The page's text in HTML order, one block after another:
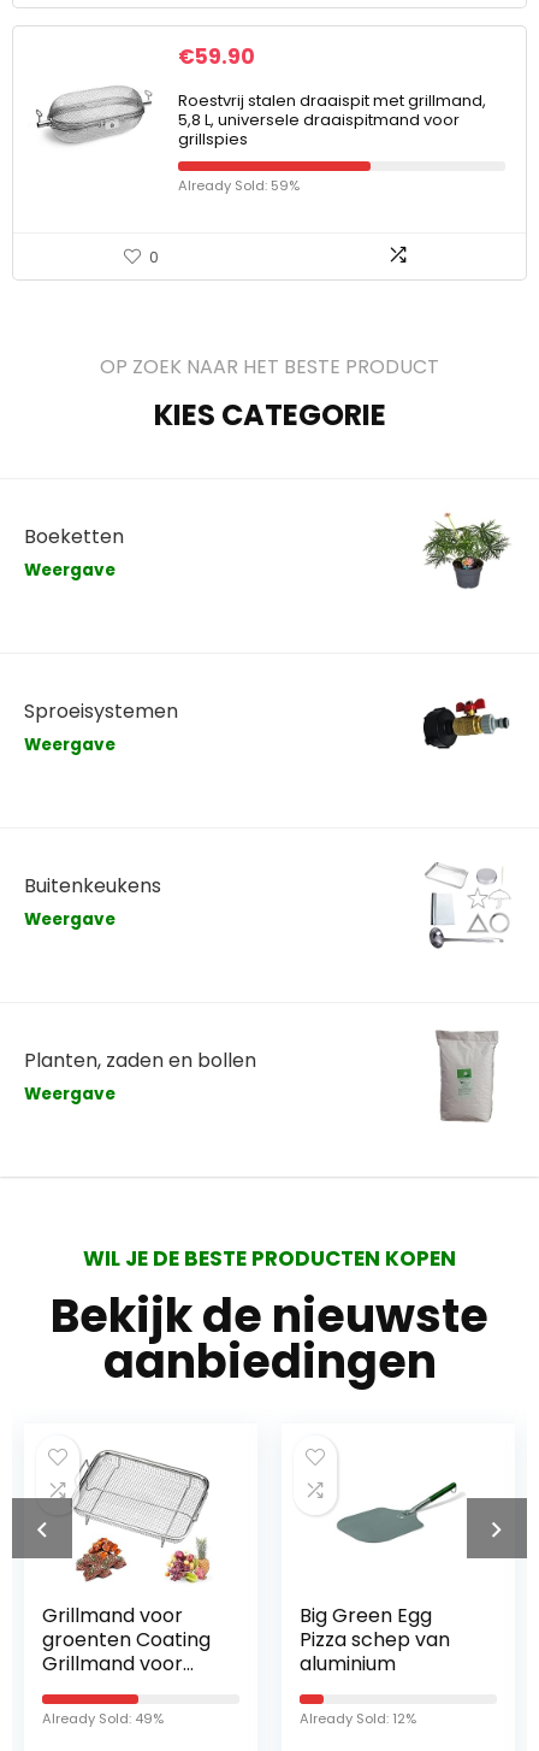
€59.90
Roestvrij stalen draaispit met grillmand,
5,8 L, universele draaispitmand voor
grillspies
Already Sold: 59%
0
OP ZOEK NAAR HET BESTE PRODUCT
KIES CATEGORIE
Boeketten
Weergave
Sproeisystemen
Weergave
Buitenkeukens
Weergave
Planten, zaden en bollen
Weergave
WIL JE DE BESTE PRODUCTEN KOPEN
Bekijk de nieuwste
aanbiedingen
Grillmand voor
groenten Coating
Grillmand voor
friet Grillrooster
Bakken
Grillmanden voor
Already Sold: 49%
Big Green Egg
Pizza schep van
aluminium
Already Sold: 12%